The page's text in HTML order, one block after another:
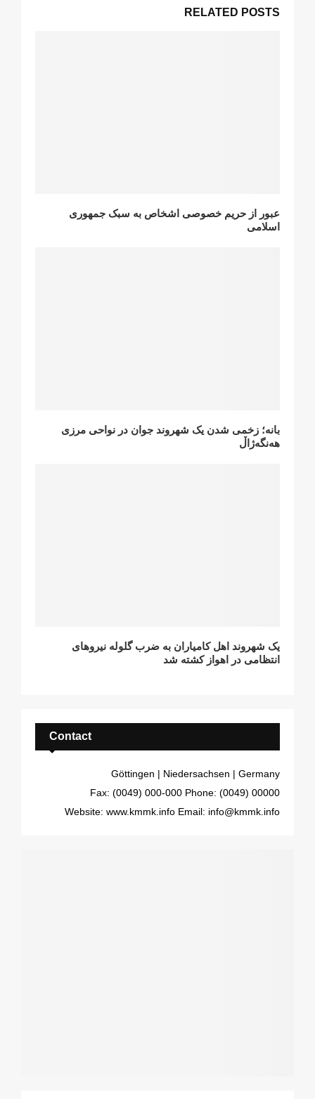
RELATED POSTS
عبور از حریم خصوصی اشخاص به سبک جمهوری
اسلامی
بانه؛ زخمی شدن یک شهروند جوان در نواحی مرزی
هەنگەژاڵ
یک شهروند اهل کامیاران به ضرب گلوله نیروهای
انتظامی در اهواز کشته شد
Contact
Göttingen | Niedersachsen | Germany
Phone: (0049) 00000
Fax: (0049) 000-000
Email: info@kmmk.info
Website: www.kmmk.info